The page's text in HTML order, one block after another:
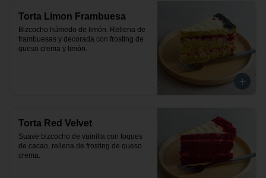
Torta Limon Frambuesa
Bizcocho húmedo de limón. Rellena de
frambuesas y decorada con frosting de
queso crema y limón.
Torta Red Velvet
Suave bizcocho de vainilla con toques
de cacao, rellena de frosting de queso
crema.